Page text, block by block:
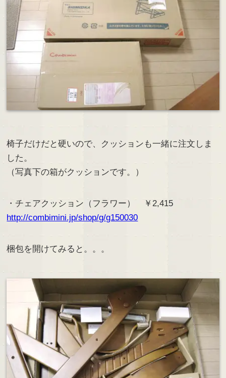
椅子だけだと硬いので、クッションも一緒に注文しま
した。
（写真下の箱がクッションです。）
・チェアクッション（フラワー） ￥2,415
http://combimini.jp/shop/g/g150030
梱包を開けてみると。。。